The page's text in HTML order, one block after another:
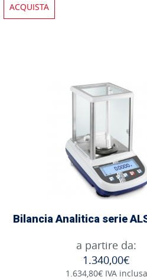
ACQUISTA
Bilancia Analitica serie
a partire da:
1.340,00€
1.634,80€ IVA inclusa